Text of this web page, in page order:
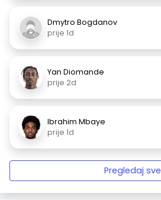
Dmytro Bogdanov
prije 1d
Yan Diomande
prije 2d
Ibrahim Mbaye
prije 1d
Pregledaj sve